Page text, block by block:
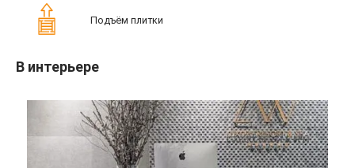
Подъём плитки
В интерьере